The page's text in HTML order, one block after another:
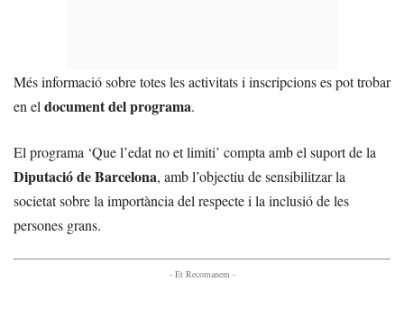
Més informació sobre totes les activitats i inscripcions es pot trobar
en el document del programa.
El programa ‘Que l’edat no et limiti’ compta amb el suport de la
Diputació de Barcelona, amb l’objectiu de sensibilitzar la
societat sobre la importància del respecte i la inclusió de les
persones grans.
- Et Recomanem -